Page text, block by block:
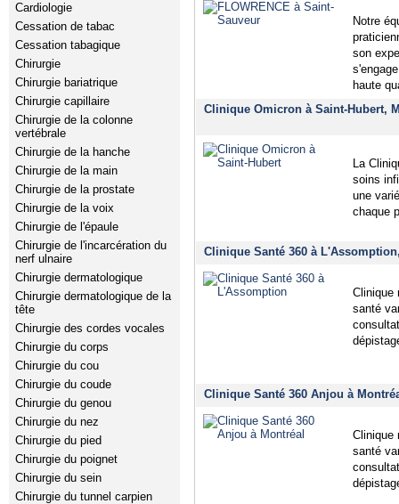
Cardiologie
Cessation de tabac
Cessation tabagique
Chirurgie
Chirurgie bariatrique
Chirurgie capillaire
Chirurgie de la colonne
vertébrale
Chirurgie de la hanche
Chirurgie de la main
Chirurgie de la prostate
Chirurgie de la voix
Chirurgie de l'épaule
Chirurgie de l'incarcération du
nerf ulnaire
Chirurgie dermatologique
Chirurgie dermatologique de la
tête
Chirurgie des cordes vocales
Chirurgie du corps
Chirurgie du cou
Chirurgie du coude
Chirurgie du genou
Chirurgie du nez
Chirurgie du pied
Chirurgie du poignet
Chirurgie du sein
Chirurgie du tunnel carpien
Notre
son
haute
Clinique Omicron à Saint-Hubert,
La
soins
une
chaque
Clinique Santé 360 à
Clinique
santé
Clinique Santé 360 Anjou à
Clinique
santé